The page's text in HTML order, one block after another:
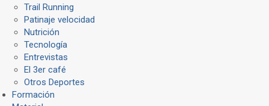
Trail Running
Patinaje velocidad
Nutrición
Tecnología
Entrevistas
El 3er café
Otros Deportes
Formación